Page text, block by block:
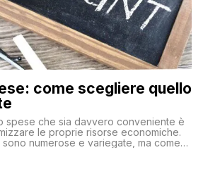
come scegliere quello
spese che sia davvero conveniente è
le proprie risorse economiche.
numerose e variegate, ma come
alle proprie esigenze senza